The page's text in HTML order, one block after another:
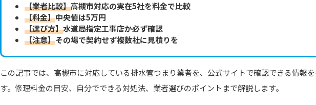
【業者比較】高槻市対応の実在5社を料金で比較
【料金】中央値は5万円
【選び方】水道局指定工事店か必ず確認
【注意】その場で契約せず複数社に見積りを
この記事では、高槻市に対応している排水管つまり業者を、公式サイトで確認できる情報
す。修理料金の目安、自分でできる対処法、業者選びのポイントまで解説します。